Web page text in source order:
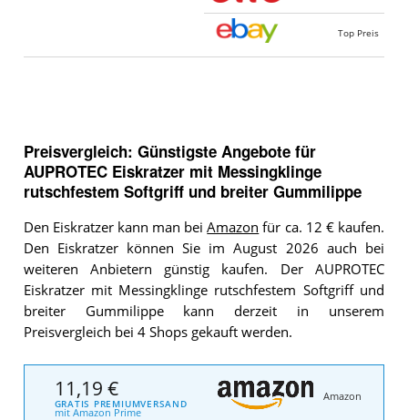
Top Preis
Preisvergleich: Günstigste Angebote für
AUPROTEC Eiskratzer mit Messingklinge
rutschfestem Softgriff und breiter Gummilippe
Den Eiskratzer kann man beiAmazon für ca. 12 € kaufen.
Den Eiskratzer können Sie im August 2026 auch bei
weiteren Anbietern günstig kaufen. Der AUPROTEC
Eiskratzer mit Messingklinge rutschfestem Softgriff und
breiter Gummilippe kann derzeit in unserem
Preisvergleich bei 4 Shops gekauft werden.
11,19 €
GRATIS PREMIUMVERSAND
mit Amazon Prime
Amazon